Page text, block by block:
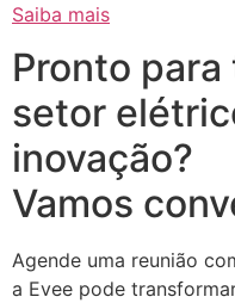
Saiba mais
Pronto
setor
inovação?
Vamos
Agende uma reunião
a Evee pode